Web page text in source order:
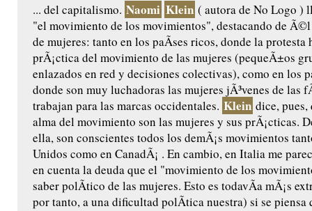
... del capitalismo. Naomi Klein ( autora de No Logo )
"el movimiento de los movimientos", destacando de
de mujeres: tanto en los paÃ­ses ricos, donde la protesta
prÃ¡ctica del movimiento de las mujeres (pequeÃ±os
enlazados en red y decisiones colectivas), como en los
donde son muy luchadoras las mujeres jÃ³venes de las
trabajan para las marcas occidentales. Klein dice, pues,
alma del movimiento son las mujeres y sus prÃ¡cticas.
ella, son conscientes todos los demÃ¡s movimientos
Unidos como en CanadÃ¡ . En cambio, en Italia me
en cuenta la deuda que el "movimiento de los
saber polÃ­tico de las mujeres. Esto es todavÃ­a mÃ¡s
por tanto, a una dificultad polÃ­tica nuestra) si se piensa